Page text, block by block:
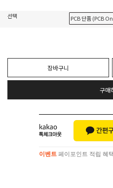
선택 PCB 단품 (PCB
장바구니
구매
이벤트 페이포인트 적립 혜